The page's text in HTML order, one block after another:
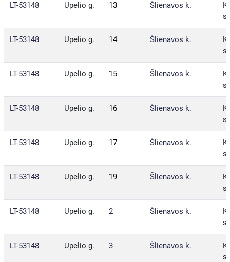
LT-53148 Upelio g. 13 Šlienavos k.
LT-53148 Upelio g. 14 Šlienavos k.
LT-53148 Upelio g. 15 Šlienavos k.
LT-53148 Upelio g. 16 Šlienavos k.
LT-53148 Upelio g. 17 Šlienavos k.
LT-53148 Upelio g. 19 Šlienavos k.
LT-53148 Upelio g. 2 Šlienavos k.
LT-53148 Upelio g. 3 Šlienavos k.